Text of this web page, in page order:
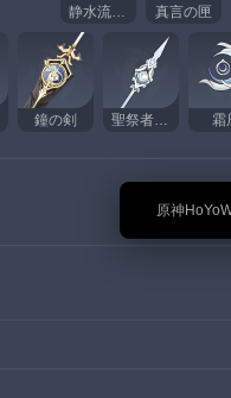
🎉 原神
静水流転の輝き 真言の匣
鐘の剣 聖祭者の輝杖 霜